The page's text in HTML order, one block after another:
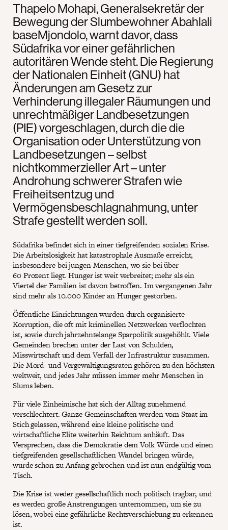
Thapelo Mohapi, Generalsekretär der
Bewegung der Slumbewohner Abahlali
baseMjondolo, warnt davor, dass
Südafrika vor einer gefährlichen
autoritären Wende steht. Die Regierung
der Nationalen Einheit (GNU) hat
Änderungen am Gesetz zur
Verhinderung illegaler Räumungen und
unrechtmäßiger Landbesetzungen
(PIE) vorgeschlagen, durch die die
Organisation oder Unterstützung von
Landbesetzungen – selbst
nichtkommerzieller Art – unter
Androhung schwerer Strafen wie
Freiheitsentzug und
Vermögensbeschlagnahmung, unter
Strafe gestellt werden soll.
Südafrika befindet sich in einer tiefgreifenden sozialen Krise.
Die Arbeitslosigkeit hat katastrophale Ausmaße erreicht,
insbesondere bei jungen Menschen, wo sie bei über
60 Prozent liegt. Hunger ist weit verbreitet; mehr als ein
Viertel der Familien ist davon betroffen. Im vergangenen Jahr
sind mehr als 10.000 Kinder an Hunger gestorben.
Öffentliche Einrichtungen wurden durch organisierte
Korruption, die oft mit kriminellen Netzwerken verflochten
ist, sowie durch jahrzehntelange Sparpolitik ausgehöhlt. Viele
Gemeinden brechen unter der Last von Schulden,
Misswirtschaft und dem Verfall der Infrastruktur zusammen.
Die Mord- und Vergewaltigungsraten gehören zu den höchsten
weltweit, und jedes Jahr müssen immer mehr Menschen in
Slums leben.
Für viele Einheimische hat sich der Alltag zunehmend
verschlechtert. Ganze Gemeinschaften werden vom Staat im
Stich gelassen, während eine kleine politische und
wirtschaftliche Elite weiterhin Reichtum anhäuft. Das
Versprechen, dass die Demokratie dem Volk Würde und einen
tiefgreifenden gesellschaftlichen Wandel bringen würde,
wurde schon zu Anfang gebrochen und ist nun endgültig vom
Tisch.
Die Krise ist weder gesellschaftlich noch politisch tragbar, und
es werden große Anstrengungen unternommen, um sie zu
lösen, wobei eine gefährliche Rechtsverschiebung zu erkennen
ist.